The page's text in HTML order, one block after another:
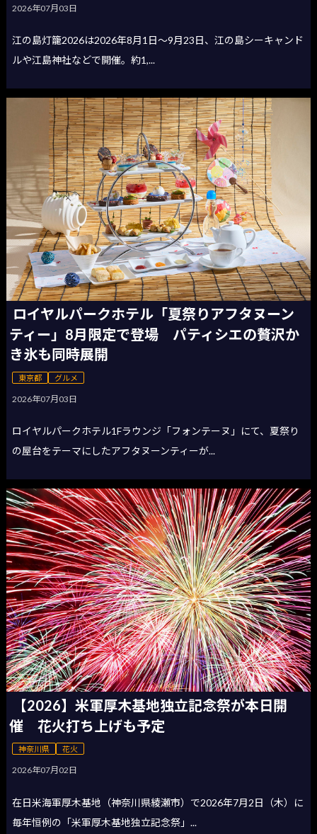
2026年07月03日
江の島灯籠2026は2026年8月1日〜9月23日、江の島シーキャンド
ルや江島神社などで開催。約1,...
ロイヤルパークホテル「夏祭りアフタヌーン
ティー」8月限定で登場 パティシエの贅沢か
き氷も同時展開
東京都 グルメ
2026年07月03日
ロイヤルパークホテル1Fラウンジ「フォンテーヌ」にて、夏祭り
の屋台をテーマにしたアフタヌーンティーが...
【2026】米軍厚木基地独立記念祭が本日開
催 花火打ち上げも予定
神奈川県 花火
2026年07月02日
在日米海軍厚木基地（神奈川県綾瀬市）で2026年7月2日（木）に
毎年恒例の「米軍厚木基地独立記念祭」...